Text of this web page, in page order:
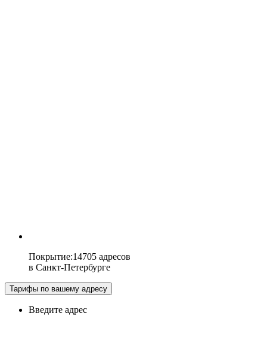
Покрытие:14705 адресов
в Санкт-Петербурге
Тарифы по вашему адресу
Введите адрес